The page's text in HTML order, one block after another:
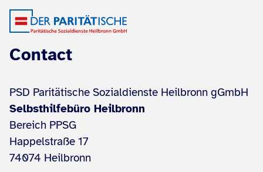
Contact
PSD Paritätische Sozialdienste Heilbronn gGmbH
Selbsthilfebüro Heilbronn
Bereich PPSG
Happelstraße 17
74074 Heilbronn